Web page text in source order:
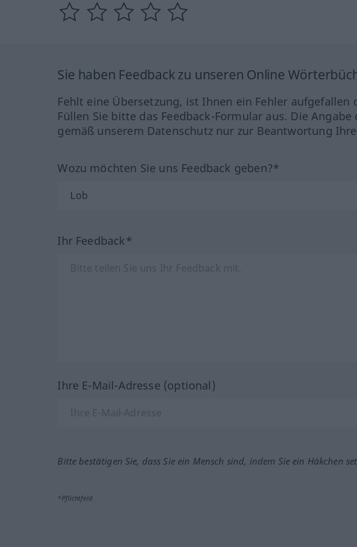
Sie haben Feedback zu unseren Online
Fehlt eine Übersetzung, ist Ihnen ein Fehler
Füllen Sie bitte das Feedback-Formular aus. Die
gemäß unserem Datenschutz nur zur Beantwortung
Wozu möchten Sie uns Feedback geben?*
Ihr Feedback*
Ihre E-Mail-Adresse (optional)
Bitte bestätigen Sie, dass Sie ein Mensch sind, indem Sie ein Häkchen
*Pflichtfeld